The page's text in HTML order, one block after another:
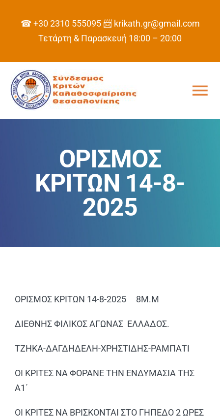
☎ +30 2310 555095 📨 krikath.gr@gmail.com
Τετάρτη & Παρασκευή 18:00 – 20:00
ΠΡΟΓΡΑΜΜΑ
ΧΡΗΣΙΜΑ ΑΡΧΕΙΑ
ΟΡΙΣΜΟΣ
ΚΡΙΤΩΝ 14-8-
2025
ΟΡΙΣΜΟΣ ΚΡΙΤΩΝ 14-8-2025 8Μ.Μ
ΔΙΕΘΝΗΣ ΦΙΛΙΚΟΣ ΑΓΩΝΑΣ ΕΛΛΑΔΟΣ.
ΤΖΗΚΑ-ΔΑΓΔΗΔΕΛΗ-ΧΡΗΣΤΙΔΗΣ-ΡΑΜΠΑΤΙ
ΟΙ ΚΡΙΤΕΣ ΝΑ ΦΟΡΑΝΕ ΤΗΝ ΕΝΔΥΜΑΣΙΑ ΤΗΣ
Α1΄
ΟΙ ΚΡΙΤΕΣ ΝΑ ΒΡΙΣΚΟΝΤΑΙ ΣΤΟ ΓΗΠΕΔΟ 2 ΩΡΕΣ